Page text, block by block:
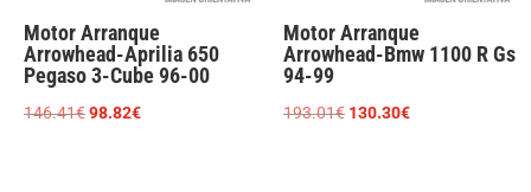
Motor Arranque
Arrowhead-Aprilia 650
Pegaso 3-Cube 96-00
146.41€El
98.82€El
Motor Arranque
Arrowhead-Bmw 1100 R Gs
94-99
193.01€ El
130.30€El